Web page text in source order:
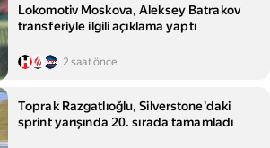
Lokomotiv Moskova, Aleksey Batrakov
transferiyle ilgili açıklama yaptı
2 saat önce
Toprak Razgatlıoğlu, Silverstone'daki
sprint yarışında 20. sırada tamamladı